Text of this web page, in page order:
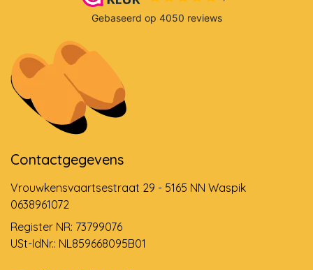
Contactgegevens
Vrouwkensvaartsestraat 29 - 5165 NN Waspik
0638961072
Register NR: 73799076
USt-IdNr.: NL859668095B01